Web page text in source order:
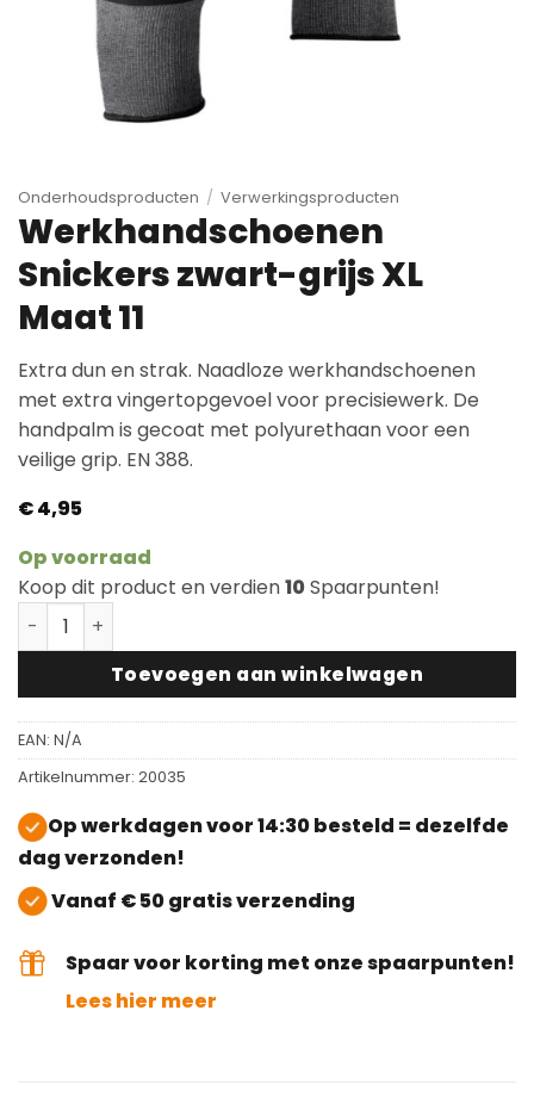
Onderhoudsproducten / Verwerkingsproducten
Werkhandschoenen
Snickers zwart-grijs XL
Maat 11
Extra dun en strak. Naadloze werkhandschoenen
met extra vingertopgevoel voor precisiewerk. De
handpalm is gecoat met polyurethaan voor een
veilige grip. EN 388.
€4,95
Op voorraad
Koop dit product en verdien10Spaarpunten!
Werkhandschoenen Snickers zwart-grijs XL Maat 11
Toevoegen aan winkelwagen
EAN: N/A
Artikelnummer: 20035
Op werkdagen voor 14:30 besteld = dezelfde
dag verzonden!
Vanaf € 50 gratis verzending
Spaar voor korting met onze spaarpunten!
Lees hier meer